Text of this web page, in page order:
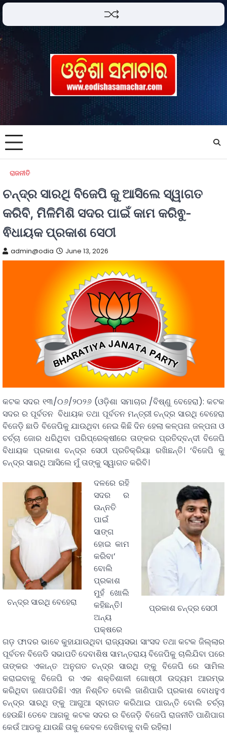
ରାଜନୀତି
ଚନ୍ଦ୍ର ସାରଥି ବିଜେପି କୁ ଆସିଲେ ସ୍ୱାଗତ
କରିବି, ମିଳିମିଶି ସଦର ପାଇଁ କାମ କରିଵୁ-
ଵିଧାୟକ ପ୍ରକାଶ ସେଠୀ
admin@odia June 13, 2026
କଟକ ସଦର ୧୩/୦୬/୨୦୨୬ (ଓଡ଼ିଶା ସମାଚାର /ବିଷ୍ଣୁ ବେହେରା): କଟକ
ସଦର ର ପୂର୍ବତନ ବିଧାୟକ ତଥା ପୂର୍ବତନ ମନ୍ତ୍ରୀ ଚନ୍ଦ୍ର ସାରଥି ବେହେରା
ବିଜେଡ଼ି ଛାଡି ବିଜେପିକୁ ଯାଉଥିବା ନେଇ କିଛି ଦିନ ହେଲା କଳ୍ପନା ଜଳ୍ପନା ଓ
ଚର୍ଚ୍ଚା ଜୋର ଧରିଥିବା ପରିପ୍ରେକ୍ଷୀରେ ତାଙ୍କର ପ୍ରତିଦ୍ବନ୍ଦୀ ବିଜେପି
ବିଧାୟକ ପ୍ରକାଶ ଚନ୍ଦ୍ର ସେଠୀ ପ୍ରତିକ୍ରିୟା ରଖିଛନ୍ତି। ‘ବିଜେପି କୁ
ଚନ୍ଦ୍ର ସାରଥି ଆସିଲେ ମୁଁ ତାଙ୍କୁ ସ୍ୱାଗତ କରିବି।
ପ୍ରକାଶ ଚନ୍ଦ୍ର ସେଠୀ
ଚନ୍ଦ୍ର ସାରଥି ବେହେରା
ଦଳରେ ରହି
ସଦର ର
ଉନ୍ନତି
ପାଇଁ
ସାଙ୍ଗ
ହୋଇ କାମ
କରିବା’
ବୋଲି
ପ୍ରକାଶ
ମୁହଁ ଖୋଲି
କହିଛନ୍ତି।
ଅନ୍ୟ
ପକ୍ଷରେ
ଗଡ଼ ଫାଦର ଭାବେ କୁହାଯାଉଥିବା ରାଜ୍ୟସଭା ସାଂସଦ ତଥା କଟକ ଜିଲ୍ଲାର
ପୂର୍ବତନ ବିଜେଡି ସଭାପତି ଦେବାଶିଷ ସାମନ୍ତରାୟ ବିଜେପିକୁ ଚାଲିଯିବା ପରେ
ତାଙ୍କର ଏକାନ୍ତ ଅନୁଗତ ଚନ୍ଦ୍ର ସାରଥି ଙ୍କୁ ବିଜେପି ରେ ସାମିଲ
କରାଇବାକୁ ବିଜେପି ର ଏକ ଶକ୍ତିଶାଳୀ ଗୋଷ୍ଠୀ ଉଦ୍ୟମ ଆରମ୍ଭ
କରିଥିବା ଜଣାପଡିଛି। ଏହା ନିଶ୍ଚିତ ବୋଲି ଜାଣିପାରି ପ୍ରକାଶ ବୋଧହୁଏ
ଚନ୍ଦ୍ର ସାରଥି ଙ୍କୁ ଆଗୁଆ ସ୍ବାଗତ କରିଥାଇ ପାରନ୍ତି ବୋଲି ଚର୍ଚ୍ଚା
ହେଉଛି। ତେବେ ଆଗକୁ କଟକ ସଦର ର ବିଜେଡ଼ି ବିଜେପି ରାଜନୀତି ପାଣିପାଗ
କେଉଁ ଆଡକୁ ଯାଉଛି ତାକୁ କେବଳ ଦେଖିବାକୁ ବାକି ରହିଲା।